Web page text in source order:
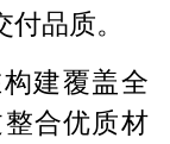
品质。
建覆盖全
合优质材